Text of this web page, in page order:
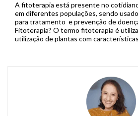
A fitoterapia está presente no
em diferentes populações, sendo
para tratamento e prevenção de
Fitoterapia? O termo fitoterapia é
utilização de plantas com